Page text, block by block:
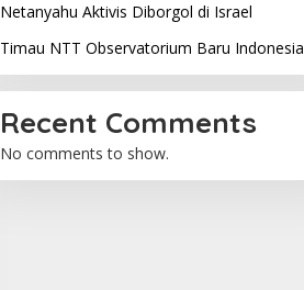
Netanyahu Aktivis Diborgol di Israel
Timau NTT Observatorium Baru Indonesia
Recent Comments
No comments to show.